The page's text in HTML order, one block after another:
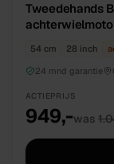
Tweedehands
54 cm 28 inch
24 mnd garantie
ACTIEPRIJS
949,-was